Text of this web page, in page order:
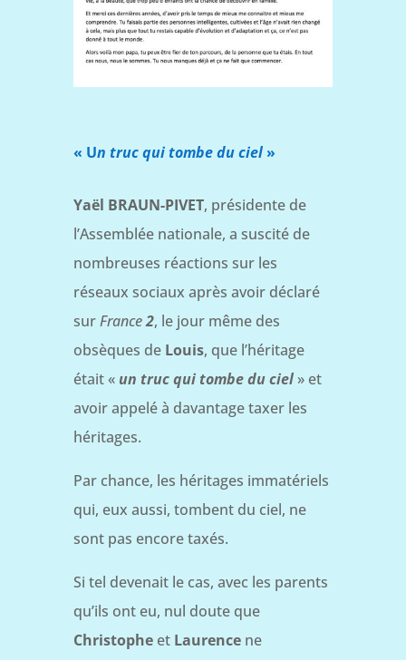
« Un truc qui tombe du ciel »
Yaël BRAUN-PIVET, présidente de
l’Assemblée nationale, a suscité de
nombreuses réactions sur les
réseaux sociaux après avoir déclaré
surFrance2, le jour même des
obsèques de Louis, que l’héritage
était « un truc qui tombe du ciel » et
avoir appelé à davantage taxer les
héritages.
Par chance, les héritages immatériels
qui, eux aussi, tombent du ciel, ne
sont pas encore taxés.
Si tel devenait le cas, avec les parents
qu’ils ont eu, nul doute que
Christophe et Laurencene